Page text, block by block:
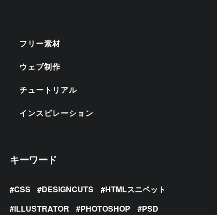
フリー素材
ウェブ制作
チュートリアル
インスピレーション
キーワード
CSS DESIGNCUTS
HTMLスニペット
ILLUSTRATOR
PHOTOSHOP
PSD